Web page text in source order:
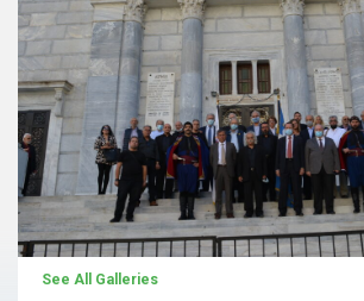
See All Galleries